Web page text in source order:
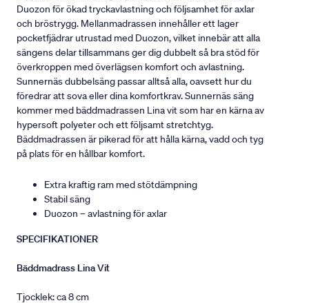
Duozon för ökad tryckavlastning och följsamhet för axlar
och bröstrygg. Mellanmadrassen innehåller ett lager
pocketfjädrar utrustad med Duozon, vilket innebär att alla
sängens delar tillsammans ger dig dubbelt så bra stöd för
överkroppen med överlägsen komfort och avlastning.
Sunnernäs dubbelsäng passar alltså alla, oavsett hur du
föredrar att sova eller dina komfortkrav. Sunnernäs säng
kommer med bäddmadrassen Lina vit som har en kärna av
hypersoft polyeter och ett följsamt stretchtyg.
Bäddmadrassen är pikerad för att hålla kärna, vadd och tyg
på plats för en hållbar komfort.
Extra kraftig ram med stötdämpning
Stabil säng
Duozon – avlastning för axlar
SPECIFIKATIONER
Bäddmadrass Lina Vit
Tjocklek: ca 8 cm